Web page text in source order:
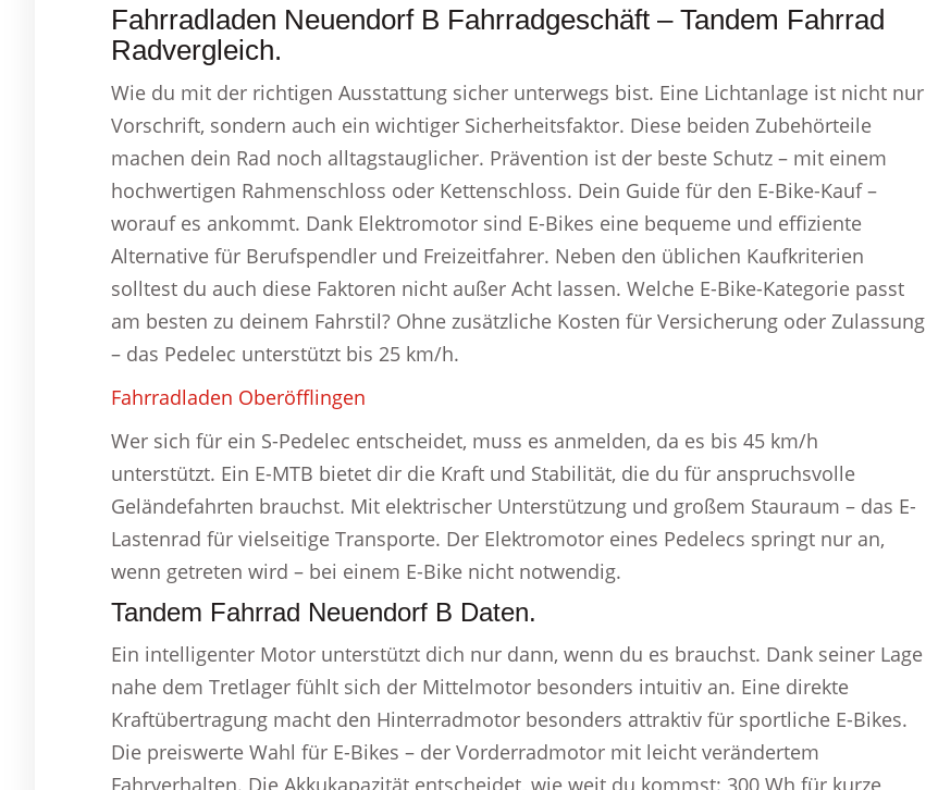
Fahrradladen Neuendorf B Fahrradgeschäft – Tandem Fahrrad
Radvergleich.
Wie du mit der richtigen Ausstattung sicher unterwegs bist. Eine Lichtanlage ist nicht nur
Vorschrift, sondern auch ein wichtiger Sicherheitsfaktor. Diese beiden Zubehörteile
machen dein Rad noch alltagstauglicher. Prävention ist der beste Schutz – mit einem
hochwertigen Rahmenschloss oder Kettenschloss. Dein Guide für den E-Bike-Kauf –
worauf es ankommt. Dank Elektromotor sind E-Bikes eine bequeme und effiziente
Alternative für Berufspendler und Freizeitfahrer. Neben den üblichen Kaufkriterien
solltest du auch diese Faktoren nicht außer Acht lassen. Welche E-Bike-Kategorie passt
am besten zu deinem Fahrstil? Ohne zusätzliche Kosten für Versicherung oder Zulassung
– das Pedelec unterstützt bis 25 km/h.
Fahrradladen Oberöfflingen
Wer sich für ein S-Pedelec entscheidet, muss es anmelden, da es bis 45 km/h
unterstützt. Ein E-MTB bietet dir die Kraft und Stabilität, die du für anspruchsvolle
Geländefahrten brauchst. Mit elektrischer Unterstützung und großem Stauraum – das E-
Lastenrad für vielseitige Transporte. Der Elektromotor eines Pedelecs springt nur an,
wenn getreten wird – bei einem E-Bike nicht notwendig.
Tandem Fahrrad Neuendorf B Daten.
Ein intelligenter Motor unterstützt dich nur dann, wenn du es brauchst. Dank seiner Lage
nahe dem Tretlager fühlt sich der Mittelmotor besonders intuitiv an. Eine direkte
Kraftübertragung macht den Hinterradmotor besonders attraktiv für sportliche E-Bikes.
Die preiswerte Wahl für E-Bikes – der Vorderradmotor mit leicht verändertem